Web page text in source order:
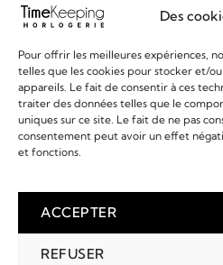
Des
Pour offrir les meilleures expériences,
telles que les cookies pour stocker et/
appareils. Le fait de consentir à ces
traiter des données telles que le
uniques sur ce site. Le fait de ne pas
consentement peut avoir un effet
et fonctions.
ACCEPTER
REFUSER
02 31 47 49 97
contact@timekeeping.fr
Liens utiles
2026 © TIMEKEEPING - Réalisé par